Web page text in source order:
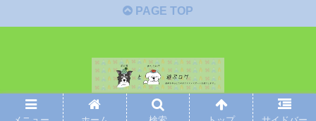
PAGE TOP
© 2019 ぶど男とめんたい子の遊ぶログ.